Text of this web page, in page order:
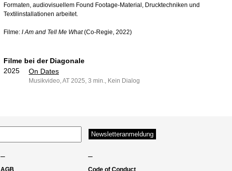
Formaten, audiovisuellem Found Footage-Material, Drucktechniken und
Textilinstallationen arbeitet.
Filme: I Am and Tell Me What(Co-Regie, 2022)
Filme bei der Diagonale
2025
On Dates
Musikvideo, AT 2025, 3 min., Kein Dialog
– –
AGB Code of Conduct